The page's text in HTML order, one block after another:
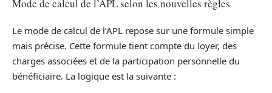
Mode de calcul de l’APL selon les nouvelles règles
Le mode de calcul de l’APL repose sur une formule simple
mais précise. Cette formule tient compte du loyer, des
charges associées et de la participation personnelle du
bénéficiaire. La logique est la suivante :